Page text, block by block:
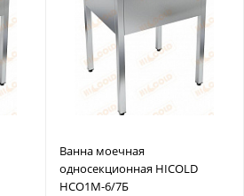
Ванна моечная
односекционная HICOLD
НСО1М-6/7Б